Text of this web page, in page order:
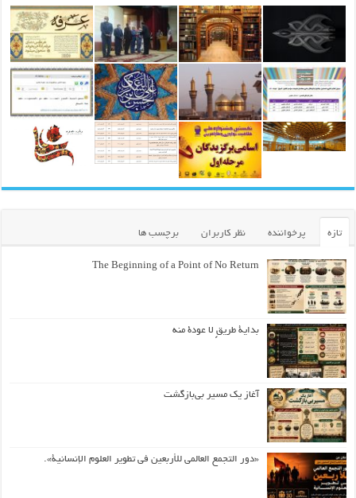
تازه پرخواننده نظر کاربران برچسب ها
The Beginning of a Point of No Return
بداية طريقٍ لا عودة منه
آغاز یک مسیر بی‌بازگشت
«دور التجمع العالمي للأربعين في تطوير العلوم الإنسانية».